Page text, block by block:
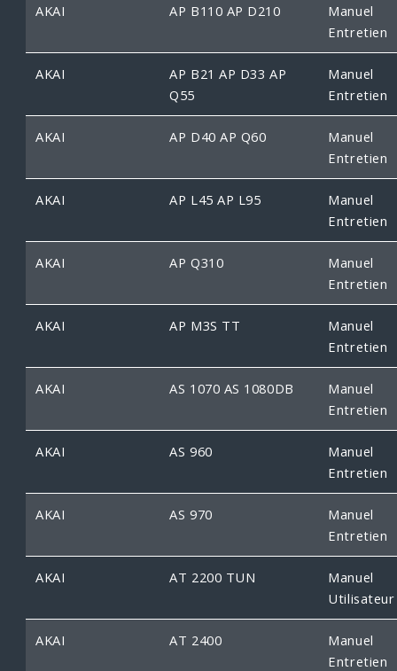
AKAI AP B110 AP D210
Manuel
Entretien
AKAI
AP B21 AP D33 AP
Q55
Manuel
Entretien
AKAI AP D40 AP Q60
Manuel
Entretien
AKAI AP L45 AP L95
Manuel
Entretien
AKAI AP Q310
Manuel
Entretien
AKAI AP M3S TT
Manuel
Entretien
AKAI AS 1070 AS 1080DB
Manuel
Entretien
AKAI AS 960
Manuel
Entretien
AKAI AS 970
Manuel
Entretien
AKAI AT 2200 TUN
Manuel
Utilisateur
AKAI AT 2400
Manuel
Entretien